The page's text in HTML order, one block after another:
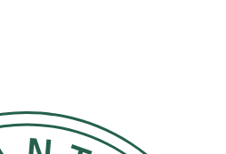
på en välventilerad plats,
och värme.